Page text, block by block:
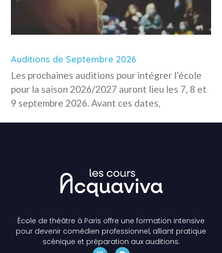
Auditions de Septembre 2026
Les prochaines auditions pour intégrer l’école
pour la saison 2026/2027 auront lieu les 7, 8 et
9 septembre 2026. Avant ces dates,
École de théâtre à Paris offre une formation intensive
pour devenir comédien professionnel, alliant pratique
scénique et préparation aux auditions.